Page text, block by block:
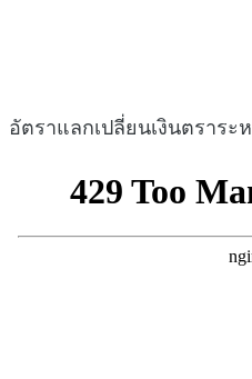
อัตราแลกเปลี่ยนเงินตราระ